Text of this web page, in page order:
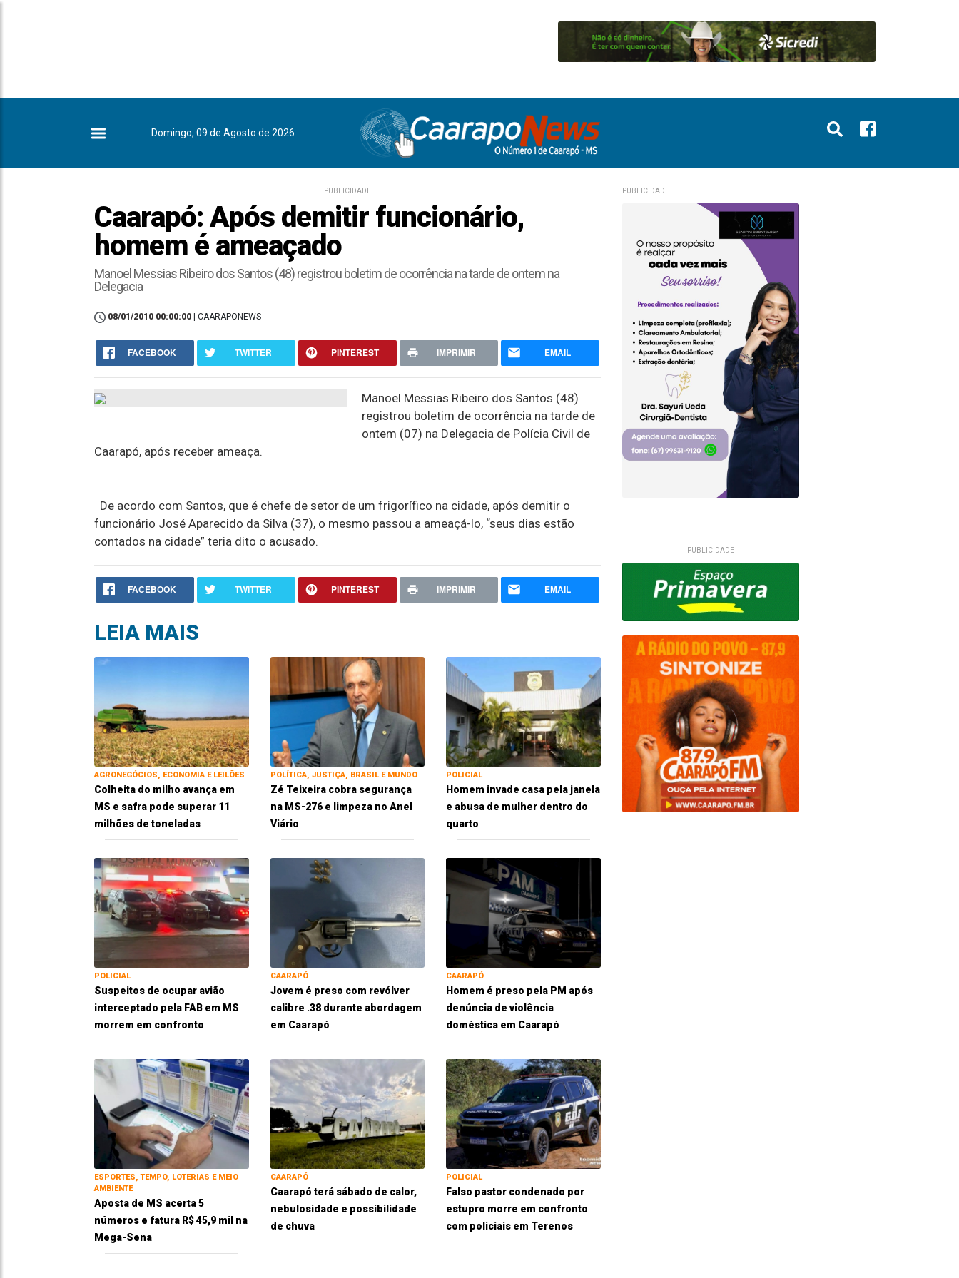
Domingo, 09 de Agosto de 2026
PUBLICIDADE
Caarapó: Após demitir funcionário,
homem é ameaçado
Manoel Messias Ribeiro dos Santos (48) registrou boletim de ocorrência na tarde de ontem na
Delegacia
08/01/2010 00:00:00 | CAARAPONEWS
FACEBOOK TWITTER PINTEREST IMPRIMIR EMAIL
Manoel Messias Ribeiro dos Santos (48)
registrou boletim de ocorrência na tarde de
ontem (07) na Delegacia de Polícia Civil de
Caarapó, após receber ameaça.
De acordo com Santos, que é chefe de setor de um frigorífico na cidade, após demitir o
funcionário José Aparecido da Silva (37), o mesmo passou a ameaçá-lo, “seus dias estão
contados na cidade” teria dito o acusado.
FACEBOOK TWITTER PINTEREST IMPRIMIR EMAIL
LEIA MAIS
AGRONEGÓCIOS, ECONOMIA E LEILÕES
Colheita do milho avança em
MS e safra pode superar 11
milhões de toneladas
POLÍTICA, JUSTIÇA, BRASIL E MUNDO
Zé Teixeira cobra segurança
na MS-276 e limpeza no Anel
Viário
POLICIAL
Homem invade casa pela janela
e abusa de mulher dentro do
quarto
POLICIAL
Suspeitos de ocupar avião
interceptado pela FAB em MS
morrem em confronto
CAARAPÓ
Jovem é preso com revólver
calibre .38 durante abordagem
em Caarapó
CAARAPÓ
Homem é preso pela PM após
denúncia de violência
doméstica em Caarapó
ESPORTES, TEMPO, LOTERIAS E MEIO
AMBIENTE
Aposta de MS acerta 5
números e fatura R$ 45,9 mil na
Mega-Sena
CAARAPÓ
Caarapó terá sábado de calor,
nebulosidade e possibilidade
de chuva
POLICIAL
Falso pastor condenado por
estupro morre em confronto
com policiais em Terenos
PUBLICIDADE
PUBLICIDADE